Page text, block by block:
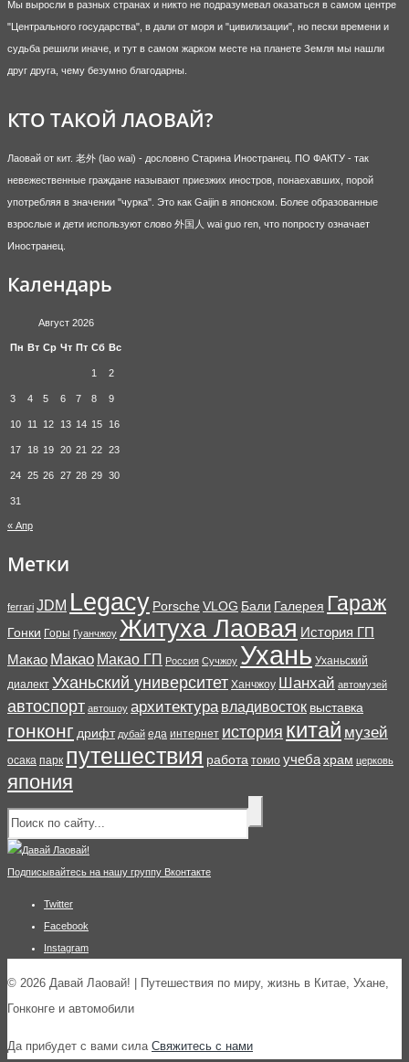
Мы выросли в разных странах и никто не подразумевал оказаться в самом центре
"Центрального государства", в дали от моря и "цивилизации", но пески времени и
судьба решили иначе, и тут в самом жарком месте на планете Земля мы нашли
друг друга, чему безумно благодарны.
КТО ТАКОЙ ЛАОВАЙ?
Лаовай от кит. 老外 (lao wai) - дословно Старина Иностранец. ПО ФАКТУ - так
невежественные граждане называют приезжих иностров, понаехавших, порой
употребляя в значении "чурка". Это как Gaijin в японском. Более образованные
взрослые и дети используют слово 外国人 wai guo ren, что попросту означает
Иностранец.
Календарь
Август 2026
Пн Вт Ср Чт Пт Сб Вс
1 2
3 4 5 6 7 8 9
10 11 12 13 14 15 16
17 18 19 20 21 22 23
24 25 26 27 28 29 30
31
« Апр
Метки
ferrari JDM Legacy Porsche VLOG Бали Галерея Гараж
Гонки Горы Гуанчжоу Житуха Лаовая История ГП
Макао Макао Макао ГП Россия Сучжоу Ухань Уханьский
диалект Уханьский университет Ханчжоу Шанхай автомузей
автоспорт автошоу архитектура владивосток выставка
гонконг дрифт дубай еда интернет история китай музей
осака парк путешествия работа токио учебахрам церковь
япония
Подписывайтесь на нашу группу Вконтакте
Twitter
Facebook
Instagram
© 2026 Давай Лаовай! | Путешествия по миру, жизнь в Китае, Ухане,
Гонконге и автомобили
Да прибудет с вами сила Свяжитесь с нами